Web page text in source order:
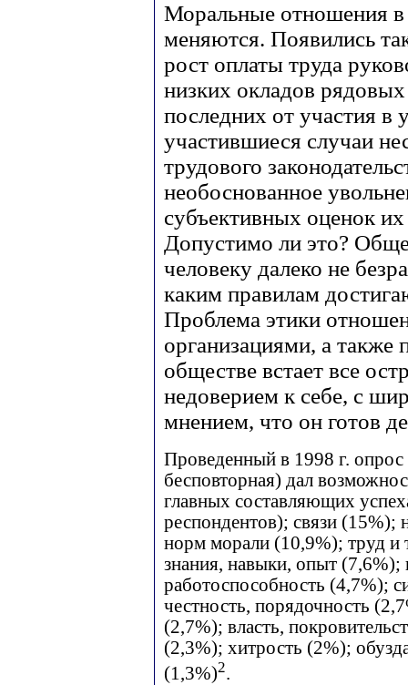
Моральные отношения в
меняются. Появились
рост оплаты труда
низких окладов
последних от участия в
участившиеся случаи
трудового
необоснованное
субъективных оценок
Допустимо ли это?
человеку далеко не
каким правилам
Проблема этики
организациями, а также
обществе встает все
недоверием к себе, с
мнением, что он готов
Проведенный в 1998 г.
бесповторная) дал
главных составляющих
респондентов); связи (15%);
норм морали (10,9%); труд и
знания, навыки, опыт (7,6%);
работоспособность (4,7%);
честность, порядочность
(2,7%); власть,
(2,3%); хитрость (2%);
(1,3%)2.